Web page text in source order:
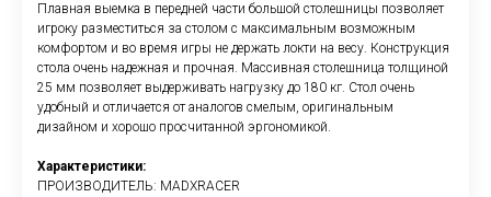
Плавная выемка в передней части большой столешницы позволяет
игроку разместиться за столом с максимальным возможным
комфортом и во время игры не держать локти на весу. Конструкция
стола очень надежная и прочная. Массивная столешница толщиной
25 мм позволяет выдерживать нагрузку до 180 кг. Стол очень
удобный и отличается от аналогов смелым, оригинальным
дизайном и хорошо просчитанной эргономикой.
Характеристики:
ПРОИЗВОДИТЕЛЬ: MADXRACER